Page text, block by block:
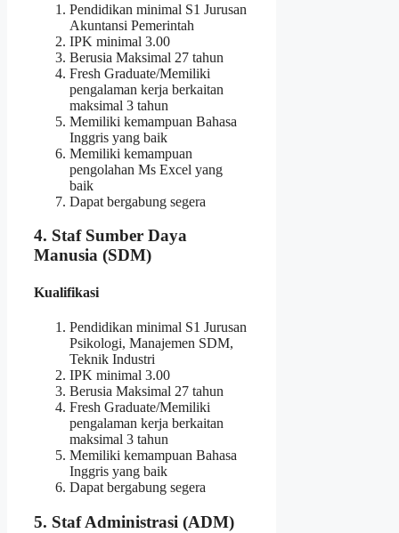
Pendidikan minimal S1 Jurusan
Akuntansi Pemerintah
IPK minimal 3.00
Berusia Maksimal 27 tahun
Fresh Graduate/Memiliki
pengalaman kerja berkaitan
maksimal 3 tahun
Memiliki kemampuan Bahasa
Inggris yang baik
Memiliki kemampuan
pengolahan Ms Excel yang
baik
Dapat bergabung segera
4. Staf Sumber Daya
Manusia (SDM)
Kualifikasi
Pendidikan minimal S1 Jurusan
Psikologi, Manajemen SDM,
Teknik Industri
IPK minimal 3.00
Berusia Maksimal 27 tahun
Fresh Graduate/Memiliki
pengalaman kerja berkaitan
maksimal 3 tahun
Memiliki kemampuan Bahasa
Inggris yang baik
Dapat bergabung segera
5. Staf Administrasi (ADM)